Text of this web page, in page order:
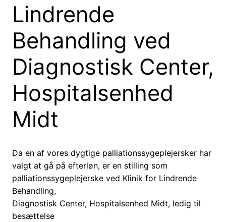
Lindrende
Behandling ved
Diagnostisk Center,
Hospitalsenhed
Midt
Da en af vores dygtige palliationssygeplejersker har
valgt at gå på efterløn, er en stilling som
palliationssygeplejerske ved Klinik for Lindrende
Behandling,
Diagnostisk Center, Hospitalsenhed Midt, ledig til
besættelse